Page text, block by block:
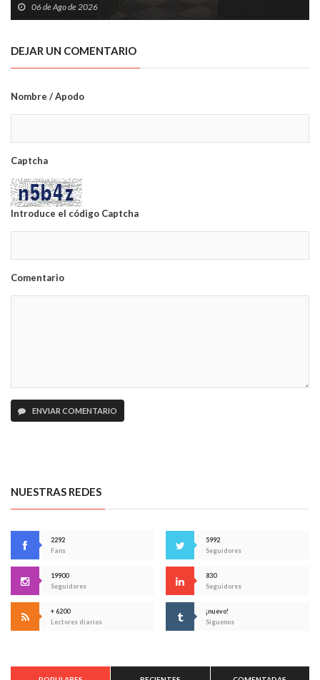
06 de Ago de 2026
DEJAR UN COMENTARIO
Nombre / Apodo
Captcha
Introduce el código Captcha
Comentario
ENVIAR COMENTARIO
NUESTRAS REDES
2292
Fans
5992
Seguidores
19900
Seguidores
830
Seguidores
+ 6200
Lectores diarios
¡nuevo!
Síguenos